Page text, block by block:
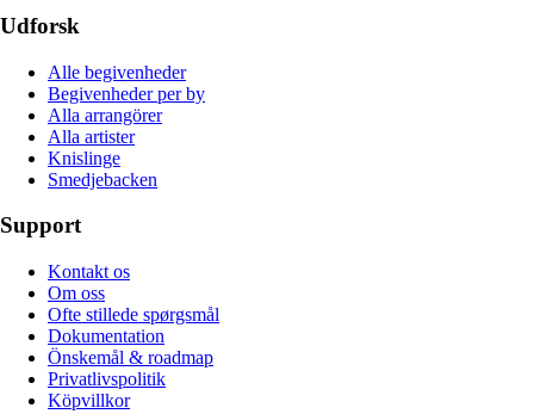
Udforsk
Alle begivenheder
Begivenheder per by
Alla arrangörer
Alla artister
Knislinge
Smedjebacken
Support
Kontakt os
Om oss
Ofte stillede spørgsmål
Dokumentation
Önskemål & roadmap
Privatlivspolitik
Köpvillkor